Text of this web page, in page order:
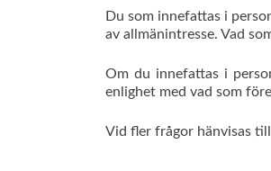
Du som innefattas i
av allmänintresse. Vad
Om du innefattas i
enlighet med vad som
Vid fler frågor hänvisas